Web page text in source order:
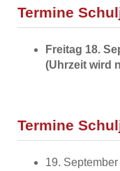
Termine
Freitag 18.
(Uhrzeit wird
Termine
19.